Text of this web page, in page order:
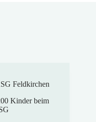
Feldkirchen
Kinder beim